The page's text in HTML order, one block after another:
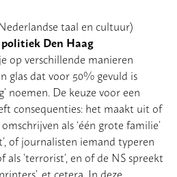
taal en cultuur)
Den Haag
op verschillende manieren
glas dat voor 50% gevuld is
noemen. De keuze voor een
consequenties: het maakt uit of
als ‘één grote familie’
of journalisten iemand typeren
als ’terrorist’, en of de NS spreekt
et cetera. In deze